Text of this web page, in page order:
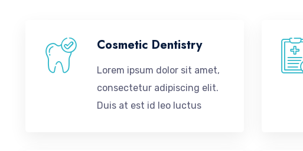
Cosmetic Dentistry
Lorem ipsum dolor sit amet,
consectetur adipiscing elit.
Duis at est id leo luctus